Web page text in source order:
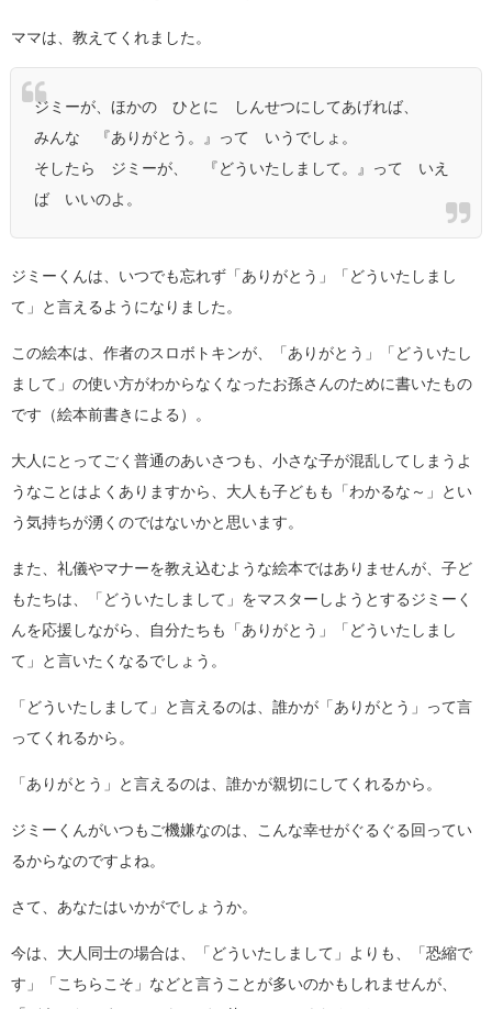
ママは、教えてくれました。
ジミーが、ほかの ひとに しんせつにしてあげれば、
みんな 『ありがとう。』って いうでしょ。
そしたら ジミーが、 『どういたしまして。』って いえ
ば いいのよ。
ジミーくんは、いつでも忘れず「ありがとう」「どういたしまし
て」と言えるようになりました。
この絵本は、作者のスロボトキンが、「ありがとう」「どういたし
まして」の使い方がわからなくなったお孫さんのために書いたもの
です（絵本前書きによる）。
大人にとってごく普通のあいさつも、小さな子が混乱してしまうよ
うなことはよくありますから、大人も子どもも「わかるな～」とい
う気持ちが湧くのではないかと思います。
また、礼儀やマナーを教え込むような絵本ではありませんが、子ど
もたちは、「どういたしまして」をマスターしようとするジミーく
んを応援しながら、自分たちも「ありがとう」「どういたしまし
て」と言いたくなるでしょう。
「どういたしまして」と言えるのは、誰かが「ありがとう」って言
ってくれるから。
「ありがとう」と言えるのは、誰かが親切にしてくれるから。
ジミーくんがいつもご機嫌なのは、こんな幸せがぐるぐる回ってい
るからなのですよね。
さて、あなたはいかがでしょうか。
今は、大人同士の場合は、「どういたしまして」よりも、「恐縮で
す」「こちらこそ」などと言うことが多いのかもしれませんが、